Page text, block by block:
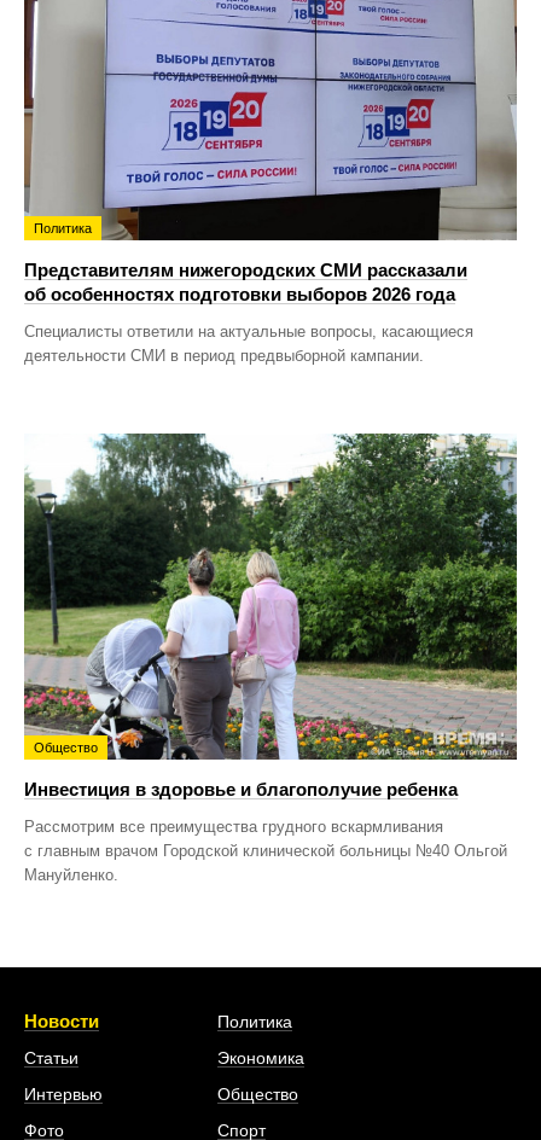
Политика
Представителям нижегородских СМИ рассказали
об особенностях подготовки выборов 2026 года
Специалисты ответили на актуальные вопросы, касающиеся
деятельности СМИ в период предвыборной кампании.
Общество
Инвестиция в здоровье и благополучие ребенка
Рассмотрим все преимущества грудного вскармливания
с главным врачом Городской клинической больницы №40 Ольгой
Мануйленко.
Новости
Статьи
Интервью
Фото
Политика
Экономика
Общество
Спорт